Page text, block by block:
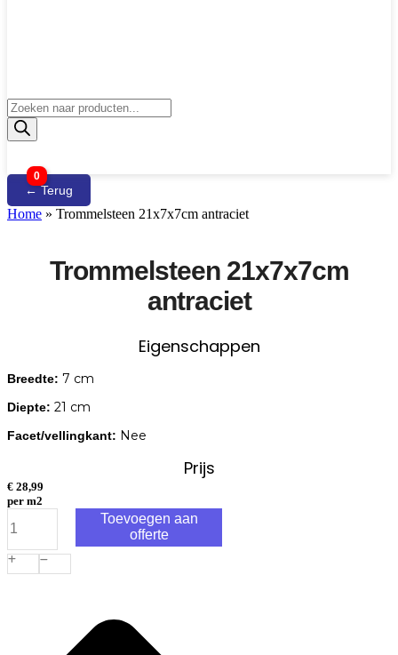
Producten
zoeken
0
← Terug
Home » Trommelsteen 21x7x7cm antraciet
Trommelsteen 21x7x7cm
antraciet
Eigenschappen
Breedte: 7 cm
Diepte: 21 cm
Facet/vellingkant: Nee
Prijs
€ 28,99
per m2
21x7x7cm
antraciet
aantal
Toevoegen aan
offerte